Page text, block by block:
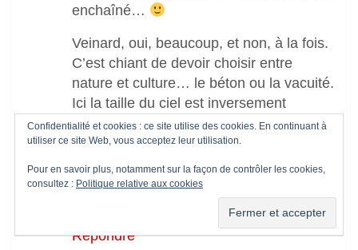
enchaîné…
Veinard, oui, beaucoup, et non, à la fois.
C’est chiant de devoir choisir entre
nature et culture… le béton ou la vacuité.
Ici la taille du ciel est inversement
proportionnelle à l’ouverture d’esprit…
moi qui étais arrivé sans préjugés. Donc
encore une fois merci le net pour les
conversations éclairées et éclairantes!
Répondre
Confidentialité et cookies : ce site utilise des cookies. En continuant à
utiliser ce site Web, vous acceptez leur utilisation.
Pour en savoir plus, notamment sur la façon de contrôler les cookies,
consultez : Politique relative aux cookies